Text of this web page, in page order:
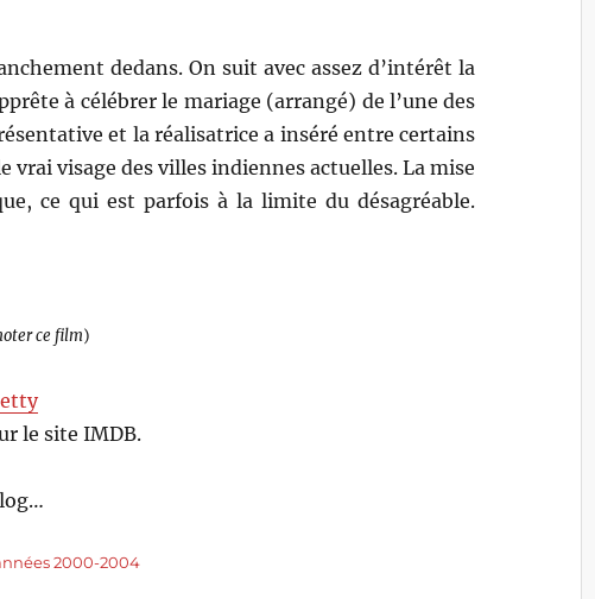
dedans. On suit avec assez d’intérêt la
à célébrer le mariage (arrangé) de l’une des
et la réalisatrice a inséré entre certains
vrai visage des villes indiennes actuelles. La mise
ce qui est parfois à la limite du désagréable.
ce film)
le site IMDB.
2000-2004